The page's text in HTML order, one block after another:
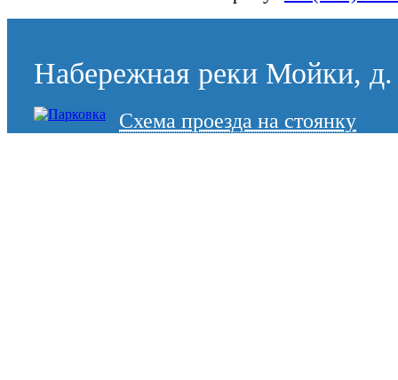
Набережная реки Мойки,
Схема проезда на стоянку